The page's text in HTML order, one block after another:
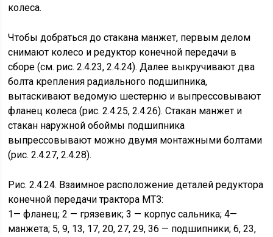
колеса.
Чтобы добраться до стакана манжет, первым делом
снимают колесо и редуктор конечной передачи в
сборе (см. рис. 2.4.23, 2.4.24). Далее выкручивают два
болта крепления радиального подшипника,
вытаскивают ведомую шестерню и выпрессовывают
фланец колеса (рис. 2.4.25, 2.4.26). Стакан манжет и
стакан наружной обоймы подшипника
выпрессовывают можно двумя монтажными болтами
(рис. 2.4.27, 2.4.28).
Рис. 2.4.24. Взаимное расположение деталей редуктора
конечной передачи трактора МТЗ:
1— фланец; 2 — грязевик; 3 — корпус сальника; 4—
манжета; 5, 9, 13, 17, 20, 27, 29, 36 — подшипники; 6, 23,